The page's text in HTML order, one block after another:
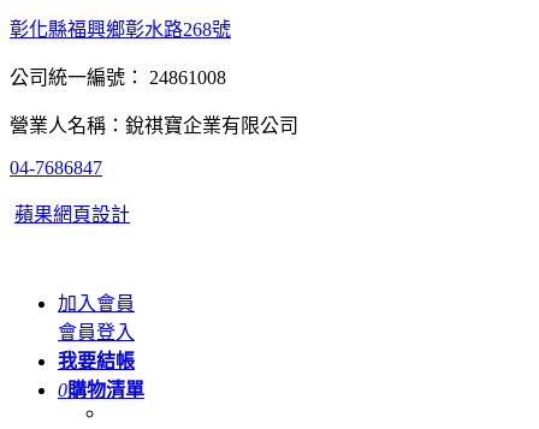
彰化縣福興鄉彰水路268號
公司統一編號： 24861008
營業人名稱：銳祺寶企業有限公司
04-7686847
蘋果網頁設計
加入會員
會員登入
我要結帳
0購物清單